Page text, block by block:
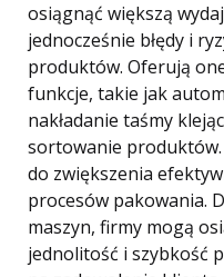
osiągnąć większą
jednocześnie błędy i
produktów. Oferują
funkcje, takie jak
nakładanie taśmy
sortowanie
do zwiększenia
procesów pakowania.
maszyn, firmy mogą
jednolitość i szybkość